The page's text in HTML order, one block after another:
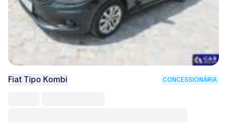
Fiat Tipo Kombi CONCESSIONÁRIA